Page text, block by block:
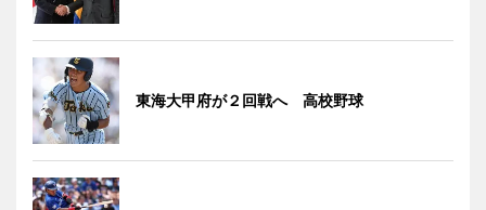
東海大甲府が２回戦へ 高校野球